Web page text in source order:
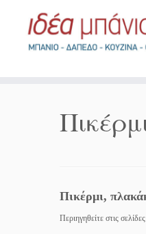
περιεχόμενο
Πικέρμι,
Περιηγηθείτε στις